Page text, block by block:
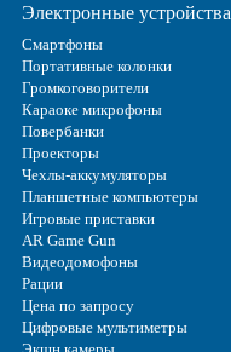
Электронные устройства
Смартфоны
Портативные колонки
Громкоговорители
Караоке микрофоны
Повербанки
Проекторы
Чехлы-аккумуляторы
Планшетные компьютеры
Игровые приставки
AR Game Gun
Видеодомофоны
Рации
Цена по запросу
Цифровые мультиметры
Экшн камеры